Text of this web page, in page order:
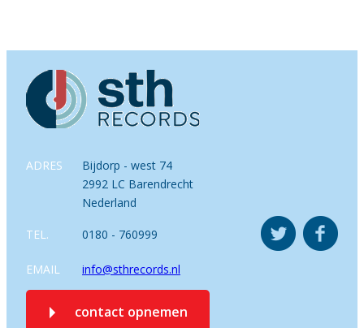
ADRES
Bijdorp - west 74
2992 LC Barendrecht
Nederland
TEL. 0180 - 760999
EMAIL info@sthrecords.nl
contact opnemen